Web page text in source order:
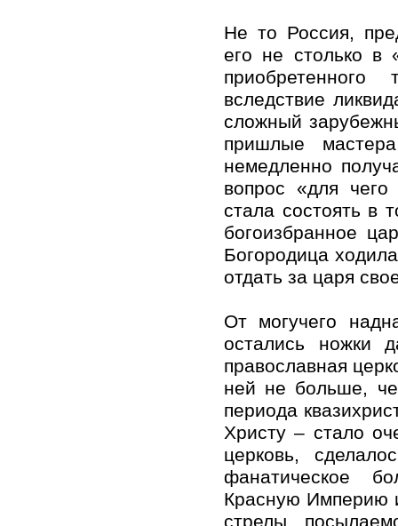
Не то Россия,
его не столько в
вследствие
сложный
пришлые
немедленно
вопрос «для
стала состоять в
богоизбранное
Богородица
отдать за царя
От могучего
остались ножки
православная
ней не больше,
периода
Христу – стало
церковь,
фанатическое
Красную Империю
стрелы,